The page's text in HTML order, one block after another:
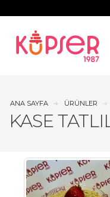
ANA SAYFA ÜRÜNLER
KASE